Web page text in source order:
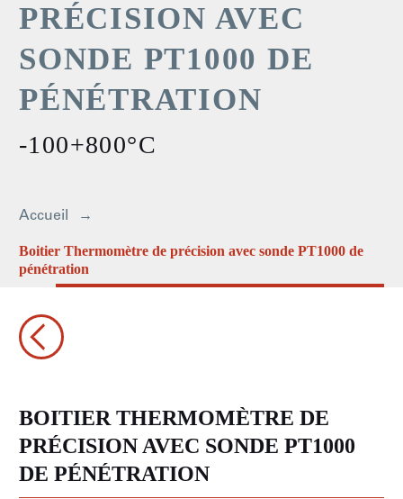
PRÉCISION AVEC
SONDE PT1000 DE
PÉNÉTRATION
-100+800°C
Accueil
Boitier Thermomètre de précision avec sonde PT1000 de
pénétration
BOITIER THERMOMÈTRE DE
PRÉCISION AVEC SONDE PT1000
DE PÉNÉTRATION